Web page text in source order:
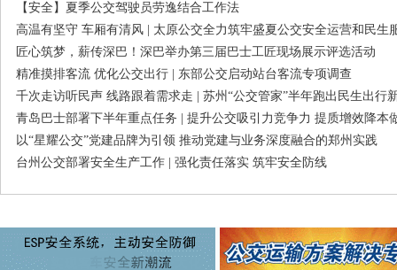
【安全】夏季公交驾驶员劳逸结合工作法
高温有坚守 车厢有清风 | 太原公交全力筑牢盛夏公交安全运营和民生
匠心筑梦，薪传深巴！深巴举办第三届巴士工匠现场展示评选活动
精准摸排客流 优化公交出行 | 东部公交启动站台客流专项调查
千次走访听民声 线路跟着需求走 | 苏州“公交管家”半年跑出民生出行
青岛巴士部署下半年重点任务 | 提升公交吸引力竞争力 提质增效降本
以“星耀公交”党建品牌为引领 推动党建与业务深度融合的郑州实践
台州公交部署安全生产工作 | 强化责任落实 筑牢安全防线